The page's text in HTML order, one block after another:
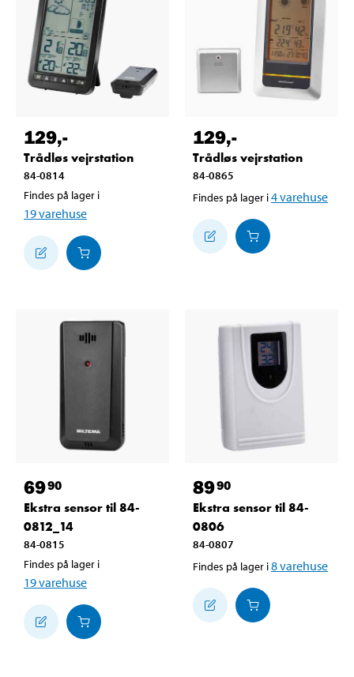
129,-
Trådløs vejrstation
84-0814
Findes på lager i
19varehuse
129,-
Trådløs vejrstation
84-0865
Findes på lager i4varehuse
6990
Ekstra sensor til 84-
0812_14
84-0815
Findes på lager i
19varehuse
8990
Ekstra sensor til 84-
0806
84-0807
Findes på lager i8varehuse